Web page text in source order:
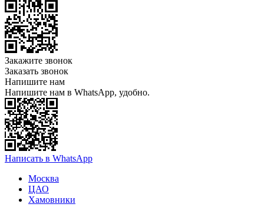
Закажите звонок
Заказать звонок
Напишите нам
Напишите нам в WhatsApp, удобно.
Написать в WhatsApp
Москва
ЦАО
Хамовники